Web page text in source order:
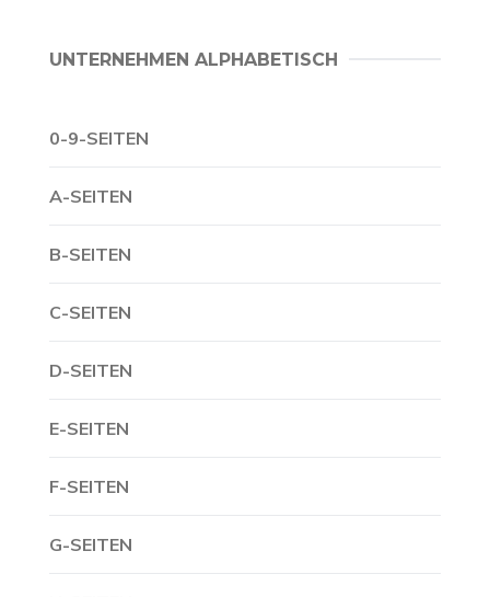
UNTERNEHMEN ALPHABETISCH
0-9-SEITEN
A-SEITEN
B-SEITEN
C-SEITEN
D-SEITEN
E-SEITEN
F-SEITEN
G-SEITEN